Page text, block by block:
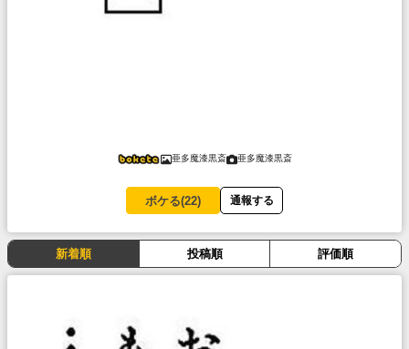
亜多魔漆黒斎 亜多魔漆黒斎
ボケる(22) 通報する
新着順 投稿順 評価順